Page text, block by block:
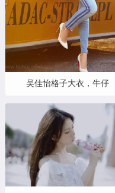
吴佳怡格子大衣，牛仔